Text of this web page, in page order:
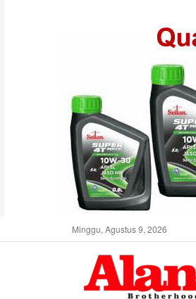
Minggu, Agustus 9, 2026